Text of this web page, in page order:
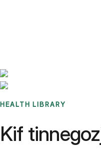
HEALTH LIBRARY
Kif